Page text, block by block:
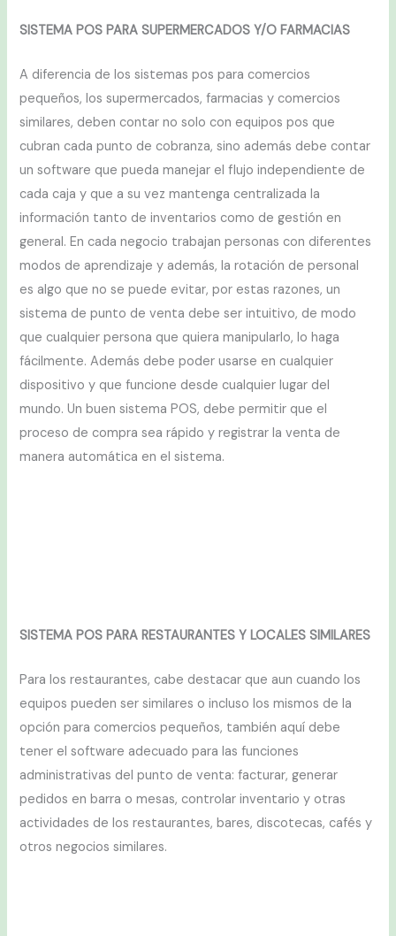
SISTEMA POS PARA SUPERMERCADOS Y/O FARMACIAS
A diferencia de los sistemas pos para comercios
pequeños, los supermercados, farmacias y comercios
similares, deben contar no solo con equipos pos que
cubran cada punto de cobranza, sino además debe contar
un software que pueda manejar el flujo independiente de
cada caja y que a su vez mantenga centralizada la
información tanto de inventarios como de gestión en
general. En cada negocio trabajan personas con diferentes
modos de aprendizaje y además, la rotación de personal
es algo que no se puede evitar, por estas razones, un
sistema de punto de venta debe ser intuitivo, de modo
que cualquier persona que quiera manipularlo, lo haga
fácilmente. Además debe poder usarse en cualquier
dispositivo y que funcione desde cualquier lugar del
mundo. Un buen sistema POS, debe permitir que el
proceso de compra sea rápido y registrar la venta de
manera automática en el sistema.
SISTEMA POS PARA RESTAURANTES Y LOCALES SIMILARES
Para los restaurantes, cabe destacar que aun cuando los
equipos pueden ser similares o incluso los mismos de la
opción para comercios pequeños, también aquí debe
tener el software adecuado para las funciones
administrativas del punto de venta: facturar, generar
pedidos en barra o mesas, controlar inventario y otras
actividades de los restaurantes, bares, discotecas, cafés y
otros negocios similares.